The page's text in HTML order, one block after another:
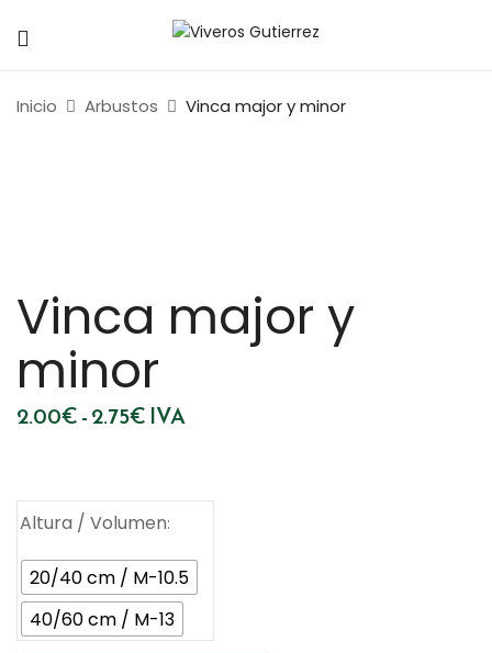
Inicio Arbustos Vinca major y minor
Vinca major y
minor
2.00€-2.75€ Rango
de
hasta
2.75€
IVA
Altura / Volumen
20/40 cm / M-10.5
40/60 cm / M-13